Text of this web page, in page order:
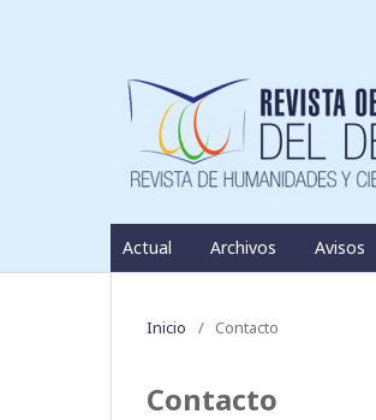
Actual Archivos Avisos
Inicio / Contacto
Contacto